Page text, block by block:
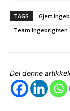
TAGS Gjert
Team Ingebrigtsen
Del denne